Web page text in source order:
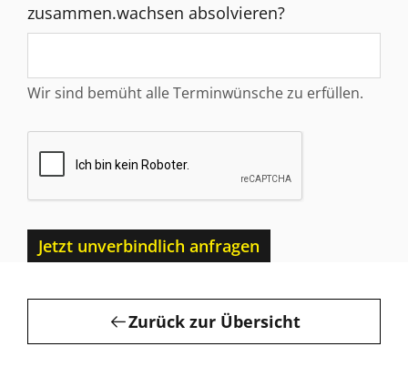
zusammen.wachsen absolvieren?
Wir sind bemüht alle Terminwünsche zu erfüllen.
Jetzt unverbindlich anfragen
Zurück zur Übersicht